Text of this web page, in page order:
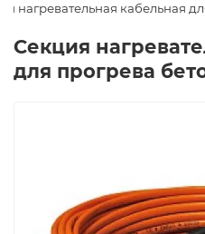
нагревательная кабельная
Секция
для прогрева